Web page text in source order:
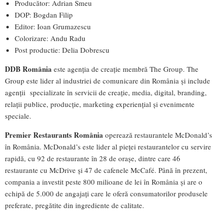
Producător: Adrian Smeu
DOP: Bogdan Filip
Editor: Ioan Grumazescu
Colorizare: Andu Radu
Post productie: Delia Dobrescu
DDB România este agenția de creație membră The Group. The
Group este lider al industriei de comunicare din România și include
agenții specializate în servicii de creație, media, digital, branding,
relații publice, producție, marketing experiențial și evenimente
speciale.
Premier Restaurants România operează restaurantele McDonald’s
în România. McDonald’s este lider al pieței restaurantelor cu servire
rapidă, cu 92 de restaurante în 28 de orașe, dintre care 46
restaurante cu McDrive și 47 de cafenele McCafé. Până în prezent,
compania a investit peste 800 milioane de lei în România și are o
echipă de 5.000 de angajați care le oferă consumatorilor produsele
preferate, pregătite din ingrediente de calitate.